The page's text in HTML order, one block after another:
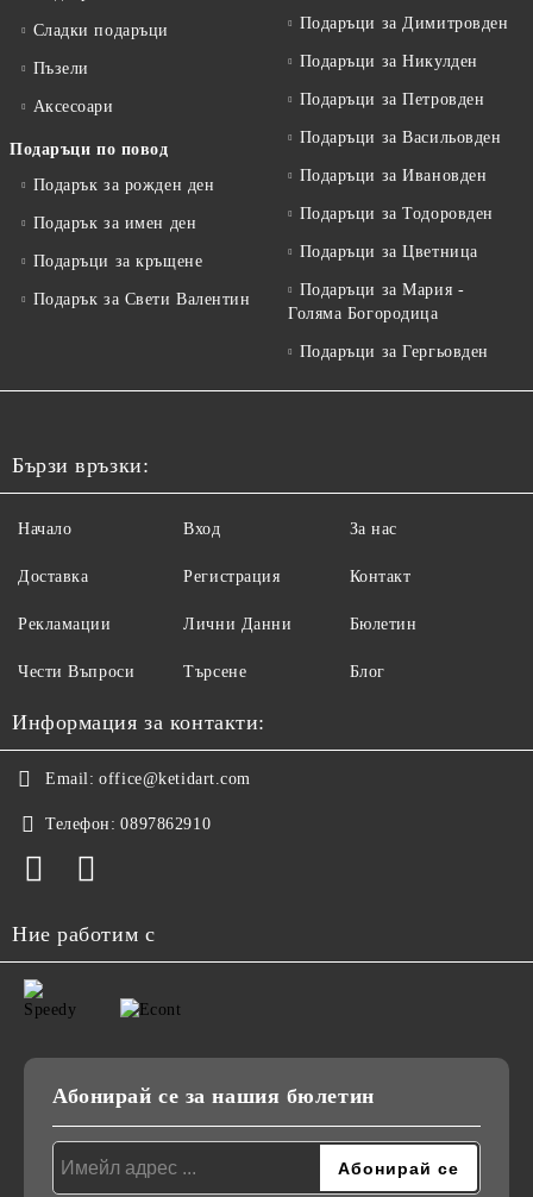
Сладки подаръци
Пъзели
Аксесоари
Подаръци по повод
Подарък за рожден ден
Подарък за имен ден
Подаръци за кръщене
Подарък за Свети Валентин
Подаръци за Димитровден
Подаръци за Никулден
Подаръци за Петровден
Подаръци за Васильовден
Подаръци за Ивановден
Подаръци за Тодоровден
Подаръци за Цветница
Подаръци за Мария -
Голяма Богородица
Подаръци за Гергьовден
Бързи връзки:
Начало
Доставка
Рекламации
Чести Въпроси
Вход
Регистрация
Лични Данни
Търсене
За нас
Контакт
Бюлетин
Блог
Информация за контакти:
Email: office@ketidart.com
Телефон: 0897862910
Ние работим с
Абонирай се за нашия бюлетин